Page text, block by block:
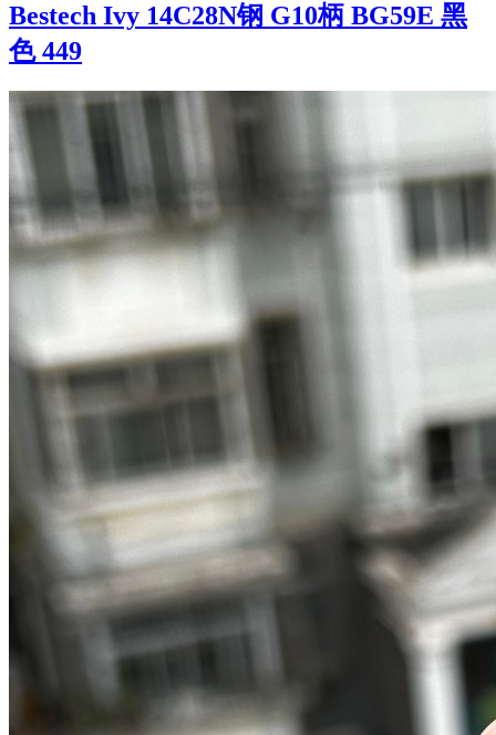
Bestech Ivy 14C28N钢 G10柄 BG59E 黑
色 449